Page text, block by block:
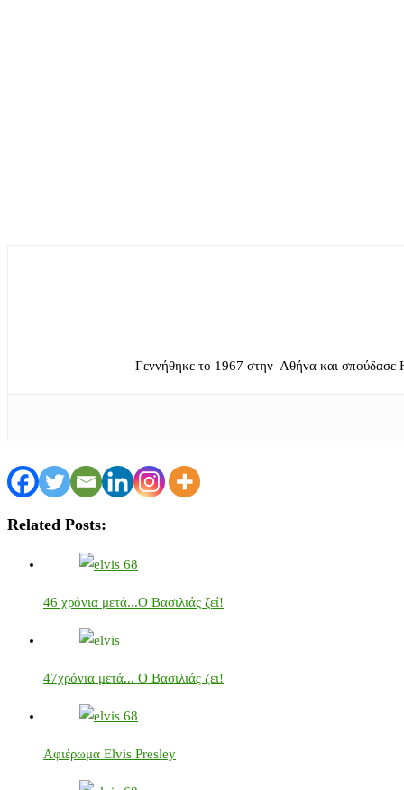
Γεννήθηκε το 1967 στην Αθήνα και σπούδασε
Related Posts:
46 χρόνια μετά...Ο Βασιλιάς ζεί!
47χρόνια μετά... Ο Βασιλιάς ζει!
Αφιέρωμα Elvis Presley